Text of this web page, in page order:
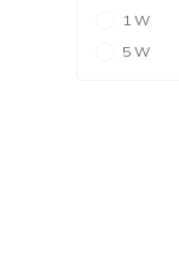
1 W
5 W